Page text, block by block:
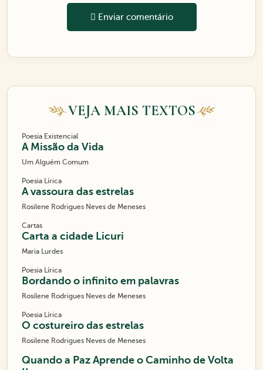
Enviar comentário
VEJA MAIS TEXTOS
Poesia Existencial
A Missão da Vida
Um Alguém Comum
Poesia Lírica
A vassoura das estrelas
Rosilene Rodrigues Neves de Meneses
Cartas
Carta a cidade Licuri
Maria Lurdes
Poesia Lírica
Bordando o infinito em palavras
Rosilene Rodrigues Neves de Meneses
Poesia Lírica
O costureiro das estrelas
Rosilene Rodrigues Neves de Meneses
Quando a Paz Aprende o Caminho de Volta